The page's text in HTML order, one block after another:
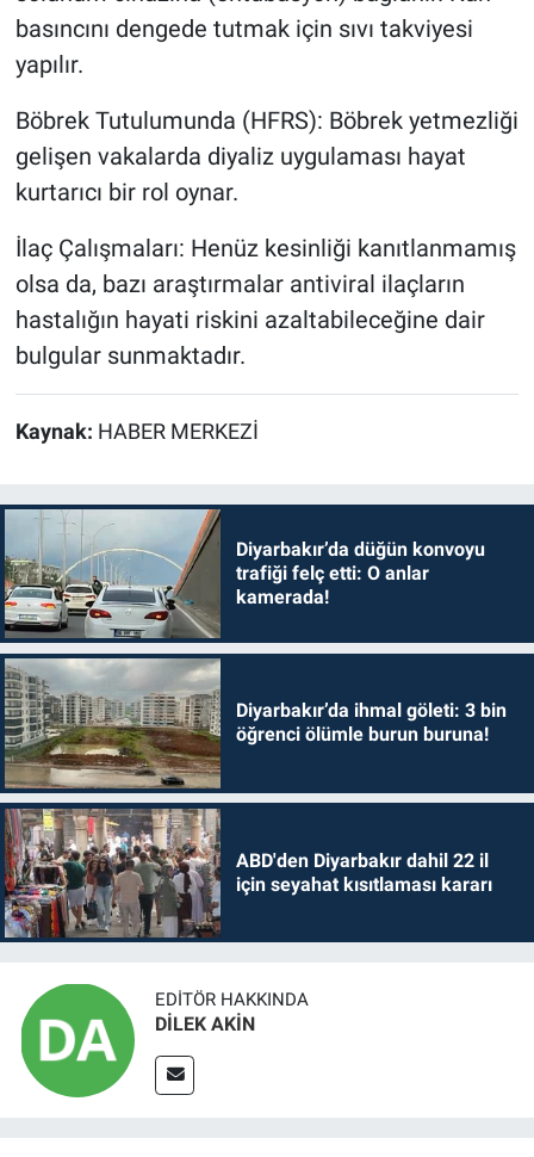
basıncını dengede tutmak için sıvı takviyesi
yapılır.
Böbrek Tutulumunda (HFRS): Böbrek yetmezliği
gelişen vakalarda diyaliz uygulaması hayat
kurtarıcı bir rol oynar.
İlaç Çalışmaları: Henüz kesinliği kanıtlanmamış
olsa da, bazı araştırmalar antiviral ilaçların
hastalığın hayati riskini azaltabileceğine dair
bulgular sunmaktadır.
Kaynak: HABER MERKEZİ
Diyarbakır’da düğün konvoyu
trafiği felç etti: O anlar
kamerada!
Diyarbakır’da ihmal göleti: 3 bin
öğrenci ölümle burun buruna!
ABD'den Diyarbakır dahil 22 il
için seyahat kısıtlaması kararı
EDITÖR HAKKINDA
DİLEK AKİN